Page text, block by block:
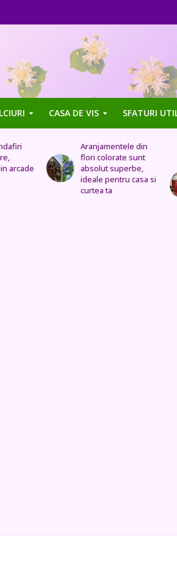
CASA DE VIS SFATURI
din
casa si
Uleiul de trandafir
tratează stomacul,
bolile organelor
genitale feminine,
insomnia, durerile de